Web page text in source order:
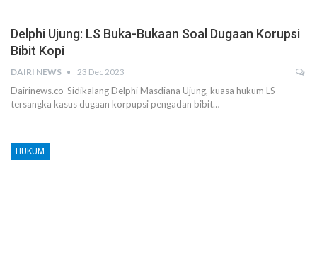
Delphi Ujung: LS Buka-Bukaan Soal Dugaan Korupsi
Bibit Kopi
DAIRI NEWS 23 Dec 2023
Dairinews.co-Sidikalang Delphi Masdiana Ujung, kuasa hukum LS
tersangka kasus dugaan korpupsi pengadan bibit…
HUKUM